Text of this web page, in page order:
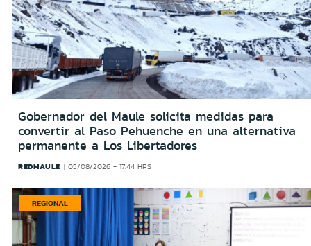
Gobernador del Maule solicita medidas para
convertir al Paso Pehuenche en una alternativa
permanente a Los Libertadores
REDMAULE 05/08/2026 - 17:44 HRS
REGIONAL